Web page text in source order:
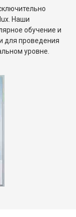
Наши
обучение и
для проведения
уровне.